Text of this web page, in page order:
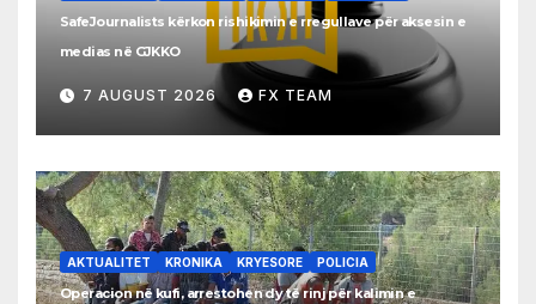
SafeJournalists kërkon rishikimin e rregullave për aksesin e
medias në GJKKO
7 AUGUST 2026 FX TEAM
AKTUALITET KRONIKA KRYESORE POLICIA
Operacion në kufi, arrestohen dy të rinj për kalimin e